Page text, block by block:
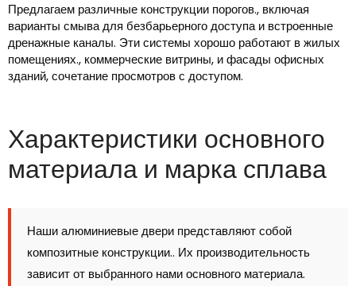
Предлагаем различные конструкции порогов., включая
варианты смыва для безбарьерного доступа и встроенные
дренажные каналы. Эти системы хорошо работают в жилых
помещениях., коммерческие витрины, и фасады офисных
зданий, сочетание просмотров с доступом.
Характеристики основного
материала и марка сплава
Наши алюминиевые двери представляют собой
композитные конструкции.. Их производительность
зависит от выбранного нами основного материала.